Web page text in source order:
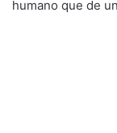
humano que de